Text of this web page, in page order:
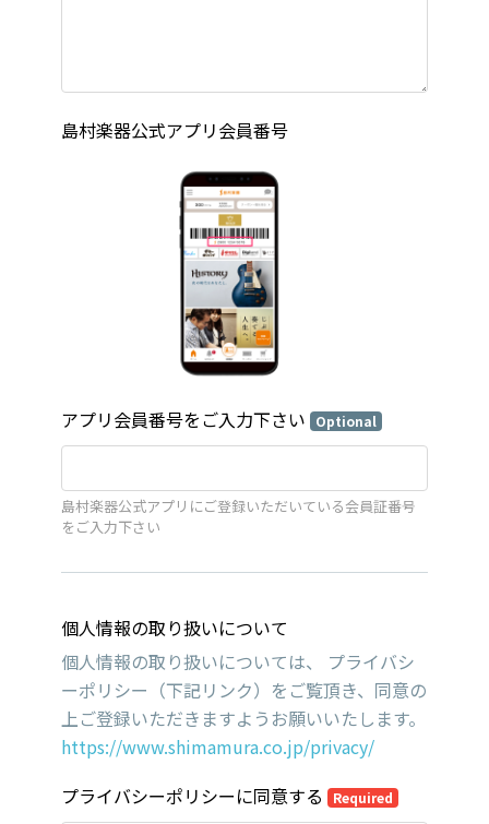
島村楽器公式アプリ会員番号
アプリ会員番号をご入力下さい Optional
島村楽器公式アプリにご登録いただいている会員証番号
をご入力下さい
個人情報の取り扱いについて
個人情報の取り扱いについては、 プライバシ
ーポリシー（下記リンク）をご覧頂き、同意の
上ご登録いただきますようお願いいたします。
https://www.shimamura.co.jp/privacy/
プライバシーポリシーに同意する
Required